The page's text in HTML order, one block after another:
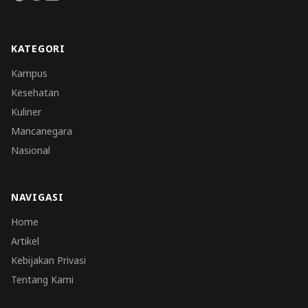
KATEGORI
Kampus
Kesehatan
Kuliner
Mancanegara
Nasional
NAVIGASI
Home
Artikel
Kebijakan Privasi
Tentang Kami